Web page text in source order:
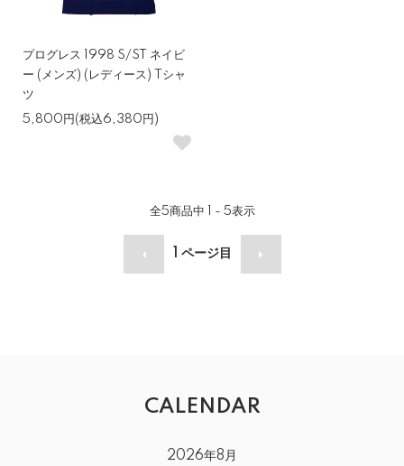
プログレス 1998 S/ST ネイビ
ー (メンズ) (レディース) Tシャ
ツ
5,800円(税込6,380円)
全5商品中 1 - 5表示
ページ目
CALENDAR
2026年8月